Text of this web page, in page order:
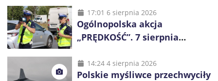
17:01 6 sierpnia 2026
Ogólnopolska akcja
„PRĘDKOŚĆ”. 7 sierpnia
14:24 4 sierpnia 2026
Polskie myśliwce przechwyciły